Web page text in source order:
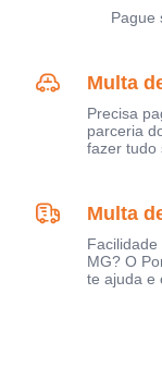
Pague
Multa
Precisa
parceria
fazer tudo
Multa
MG? O
te ajuda e